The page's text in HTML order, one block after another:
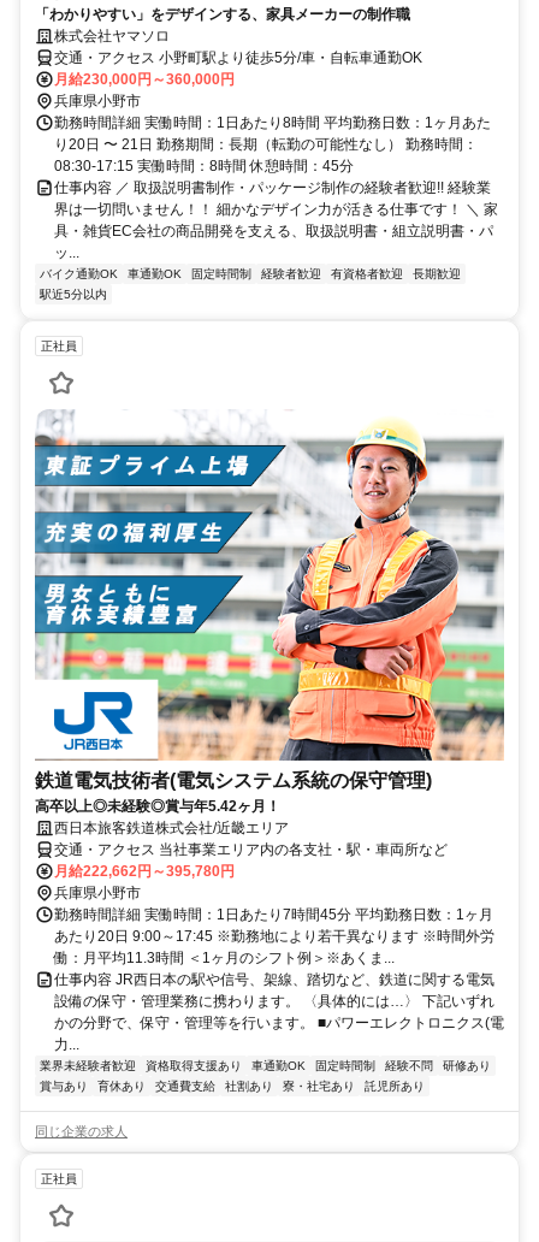
「わかりやすい」をデザインする、家具メーカーの制作職
株式会社ヤマソロ
交通・アクセス 小野町駅より徒歩5分/車・自転車通勤OK
月給230,000円～360,000円
兵庫県小野市
勤務時間詳細 実働時間：1日あたり8時間 平均勤務日数：1ヶ月あた
り20日 〜 21日 勤務期間：長期（転勤の可能性なし） 勤務時間：
08:30-17:15 実働時間：8時間 休憩時間：45分
仕事内容 ／ 取扱説明書制作・パッケージ制作の経験者歓迎!! 経験業
界は一切問いません！！ 細かなデザイン力が活きる仕事です！ ＼ 家
具・雑貨EC会社の商品開発を支える、取扱説明書・組立説明書・パ
ッ...
バイク通勤OK 車通勤OK 固定時間制 経験者歓迎 有資格者歓迎
長期歓迎
駅近5分以内
正社員
鉄道電気技術者(電気システム系統の保守管理)
高卒以上◎未経験◎賞与年5.42ヶ月！
西日本旅客鉄道株式会社/近畿エリア
交通・アクセス 当社事業エリア内の各支社・駅・車両所など
月給222,662円～395,780円
兵庫県小野市
勤務時間詳細 実働時間：1日あたり7時間45分 平均勤務日数：1ヶ月
あたり20日 9:00～17:45 ※勤務地により若干異なります ※時間外労
働：月平均11.3時間 ＜1ヶ月のシフト例＞※あくま...
仕事内容 JR西日本の駅や信号、架線、踏切など、鉄道に関する電気
設備の保守・管理業務に携わります。 〈具体的には…〉 下記いずれ
かの分野で、保守・管理等を行います。 ■パワーエレクトロニクス(電
力...
業界未経験者歓迎 資格取得支援あり 車通勤OK 固定時間制 経験不問
研修あり
賞与あり
育休あり 交通費支給 社割あり 寮・社宅あり 託児所あり
同じ企業の求人
正社員